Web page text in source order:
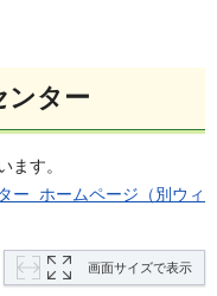
ンター
ます。
ー ホームページ（別ウィ
画面サイズで表示